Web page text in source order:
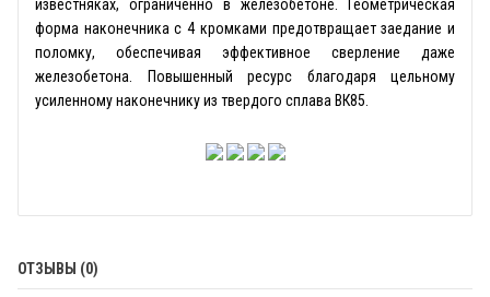
известняках, ограниченно в железобетоне. Геометрическая
форма наконечника с 4 кромками предотвращает заедание и
поломку, обеспечивая эффективное сверление даже
железобетона. Повышенный ресурс благодаря цельному
усиленному наконечнику из твердого сплава ВК85.
ОТЗЫВЫ (0)